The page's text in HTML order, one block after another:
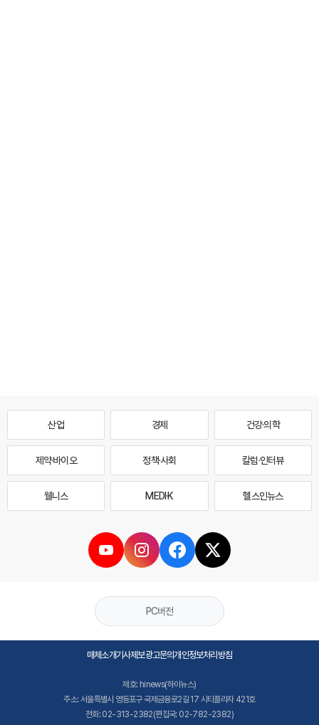
산업 경제 건강·의학
제약·바이오 정책·사회 칼럼·인터뷰
웰니스 MEDI·K 헬스인뉴스
PC버전
매체소개기사제보광고문의개인정보처리방침
제호: hinews(하이뉴스)
주소: 서울특별시 영등포구 국제금융로2길 17 시티플라자 421호
전화: 02-313-2382(편집국: 02-782-2382)